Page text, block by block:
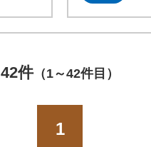
42件（1～42件目）
1